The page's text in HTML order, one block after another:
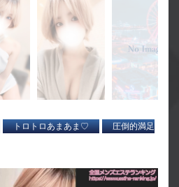
トロトロあまあま♡
圧倒的満足